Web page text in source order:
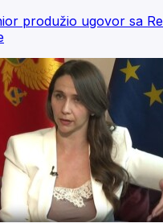
produžio ugovor sa